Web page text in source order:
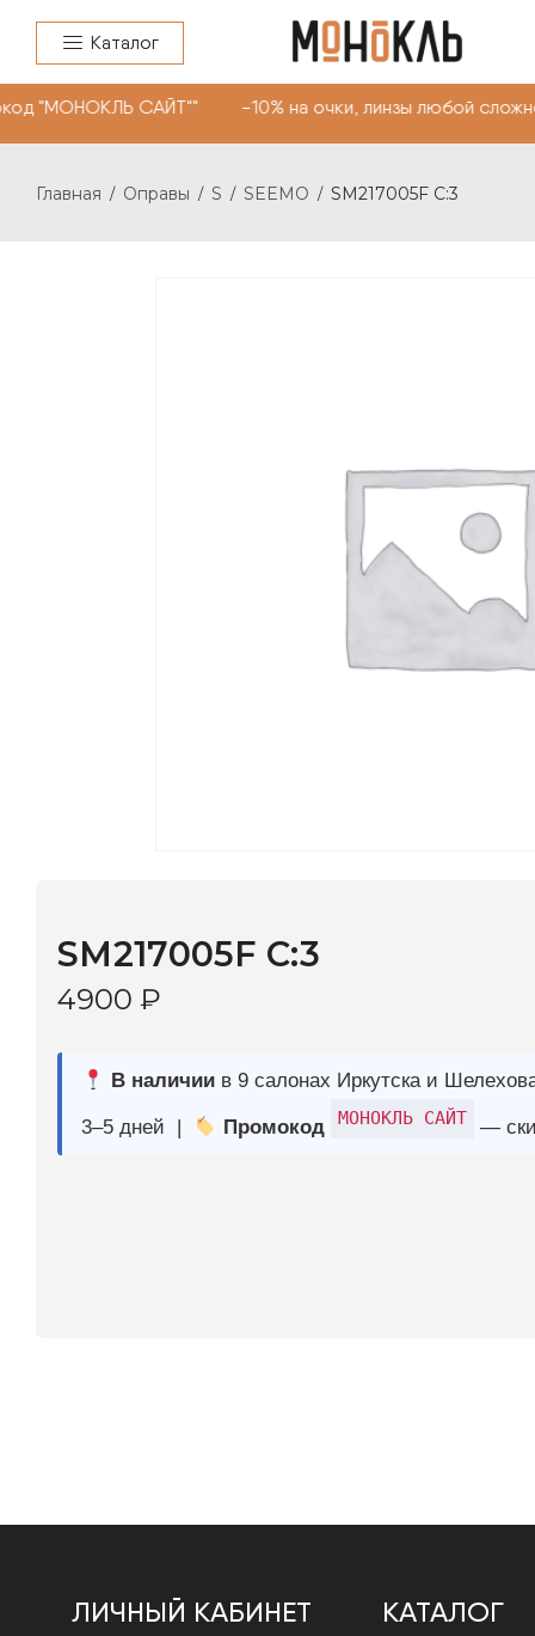
Каталог
САЙТ"" -10% на очки, линзы любой
Главная / Оправы / S / SEEMO / SM217005F C:3
3–5 дней | Промокод
ЛИЧНЫЙ КАБИНЕТ КАТАЛОГ